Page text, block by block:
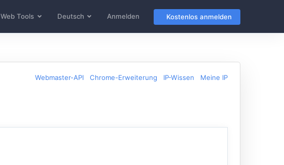
Web Tools Deutsch Anmelden Kostenlos anmelden
Webmaster-API Chrome-Erweiterung IP-Wissen Meine IP